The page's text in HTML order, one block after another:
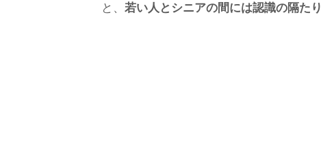
と、 若い人とシニアの間には認識の隔たり